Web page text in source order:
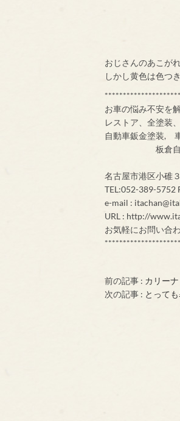
おじさんのあこが
しかし黄色は色つ
お車の悩み不安を
レストア、全塗装
自動車鈑金塗装,
板倉自
代表
名古屋市港区小碓
TEL:052-389-5752
e-mail :
URL : http://
お気軽にお問い合
前の記事 : カリー
次の記事 : とって